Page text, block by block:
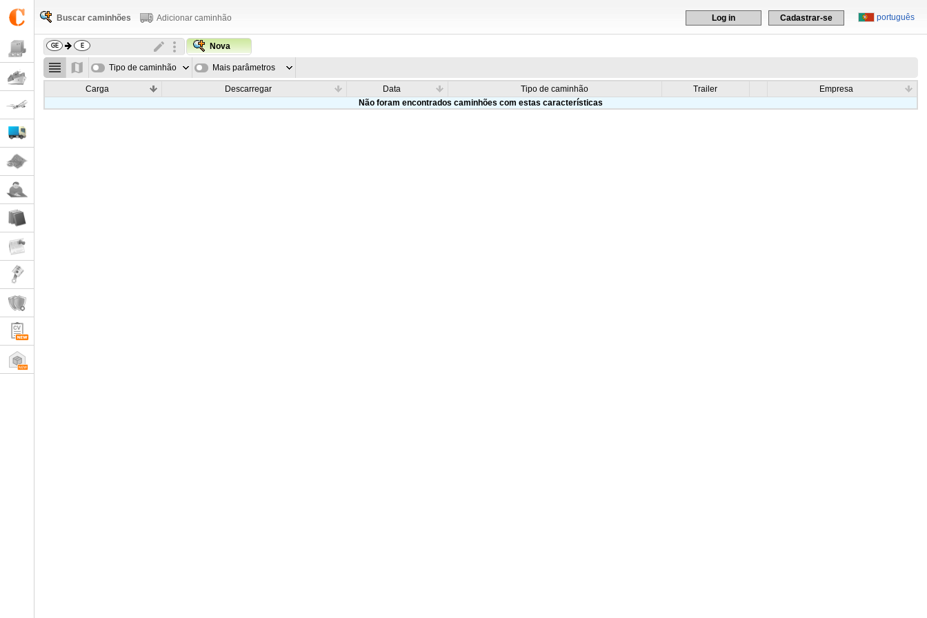
português
Log in Cadastrar-se
Buscar caminhões Adicionar caminhão
Nova
Tipo de caminhão Mais parâmetros
Carga Descarregar Data Tipo de caminhão Trailer
Empresa
Não foram encontrados caminhões com estas características